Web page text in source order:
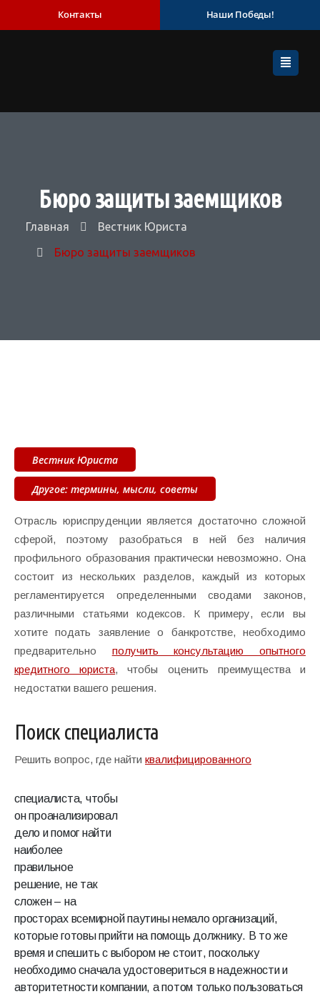
Контакты Наши Победы!
Бюро защиты заемщиков
Главная
Вестник Юриста
Бюро защиты заемщиков
Вестник Юриста
Другое: термины, мысли, советы
Отрасль юриспруденции является достаточно сложной
сферой, поэтому разобраться в ней без наличия
профильного образования практически невозможно. Она
состоит из нескольких разделов, каждый из которых
регламентируется определенными сводами законов,
различными статьями кодексов. К примеру, если вы
хотите подать заявление о банкротстве, необходимо
предварительно получить консультацию опытного
кредитного юриста, чтобы оценить преимущества и
недостатки вашего решения.
Поиск специалиста
Решить вопрос, где найти квалифицированного
специалиста, чтобы
он проанализировал
дело и помог найти
наиболее
правильное
решение, не так
сложен – на
просторах всемирной паутины немало организаций,
которые готовы прийти на помощь должнику. В то же
время и спешить с выбором не стоит, поскольку
необходимо сначала удостовериться в надежности и
авторитетности компании, а потом только пользоваться